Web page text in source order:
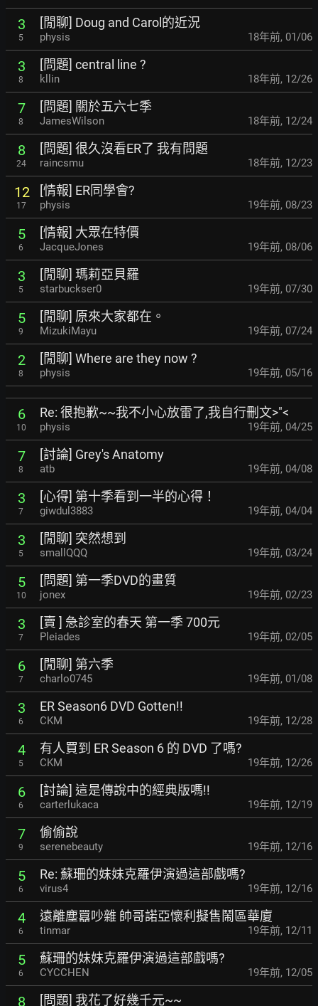
3
5
[閒聊] Doug and Carol的近況
physis 18年前, 01/06
3
8
[問題] central line ?
kllin 18年前, 12/26
7
8
[問題] 關於五六七季
JamesWilson 18年前, 12/24
8
24
[問題] 很久沒看ER了 我有問題
raincsmu 18年前, 12/23
12
17
[情報] ER同學會?
physis 19年前, 08/23
5
6
[情報] 大眾在特價
JacqueJones 19年前, 08/06
3
5
[閒聊] 瑪莉亞貝羅
starbuckser0 19年前, 07/30
5
9
[閒聊] 原來大家都在。
MizukiMayu 19年前, 07/24
2
8
[閒聊] Where are they now ?
physis 19年前, 05/16
6
10
Re: 很抱歉~~我不小心放雷了,我自行刪文>"<
physis 19年前, 04/25
7
8
[討論] Grey's Anatomy
atb 19年前, 04/08
3
7
[心得] 第十季看到一半的心得！
giwdul3883 19年前, 04/04
3
5
[閒聊] 突然想到
smallQQQ 19年前, 03/24
5
10
[問題] 第一季DVD的畫質
jonex 19年前, 02/23
3
7
[賣 ] 急診室的春天 第一季 700元
Pleiades 19年前, 02/05
6
7
[閒聊] 第六季
charlo0745 19年前, 01/08
3
6
ER Season6 DVD Gotten!!
CKM 19年前, 12/28
4
5
有人買到 ER Season 6 的 DVD 了嗎?
CKM 19年前, 12/26
6
6
[討論] 這是傳說中的經典版嗎!!
carterlukaca 19年前, 12/19
7
9
偷偷說
serenebeauty 19年前, 12/16
5
6
Re: 蘇珊的妹妹克羅伊演過這部戲嗎?
virus4 19年前, 12/16
4
6
遠離塵囂吵雜 帥哥諾亞懷利擬售鬧區華廈
tinmar 19年前, 12/11
5
6
蘇珊的妹妹克羅伊演過這部戲嗎?
CYCCHEN 19年前, 12/05
8 [問題] 我花了好幾千元~~